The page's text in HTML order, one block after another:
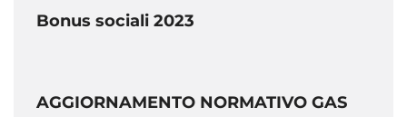
Bonus sociali 2023
AGGIORNAMENTO NORMATIVO GAS